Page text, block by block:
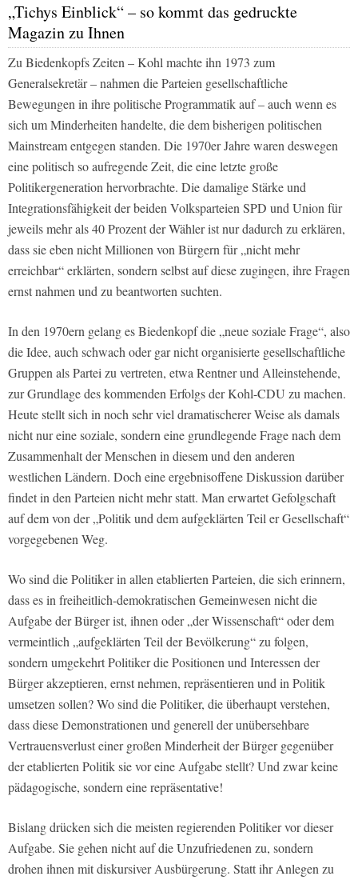
„Tichys Einblick“ – so kommt das gedruckte
Magazin zu Ihnen
Zu Biedenkopfs Zeiten – Kohl machte ihn 1973 zum
Generalsekretär – nahmen die Parteien gesellschaftliche
Bewegungen in ihre politische Programmatik auf – auch wenn es
sich um Minderheiten handelte, die dem bisherigen politischen
Mainstream entgegen standen. Die 1970er Jahre waren deswegen
eine politisch so aufregende Zeit, die eine letzte große
Politikergeneration hervorbrachte. Die damalige Stärke und
Integrationsfähigkeit der beiden Volksparteien SPD und Union für
jeweils mehr als 40 Prozent der Wähler ist nur dadurch zu erklären,
dass sie eben nicht Millionen von Bürgern für „nicht mehr
erreichbar“ erklärten, sondern selbst auf diese zugingen, ihre Fragen
ernst nahmen und zu beantworten suchten.
In den 1970ern gelang es Biedenkopf die „neue soziale Frage“, also
die Idee, auch schwach oder gar nicht organisierte gesellschaftliche
Gruppen als Partei zu vertreten, etwa Rentner und Alleinstehende,
zur Grundlage des kommenden Erfolgs der Kohl-CDU zu machen.
Heute stellt sich in noch sehr viel dramatischerer Weise als damals
nicht nur eine soziale, sondern eine grundlegende Frage nach dem
Zusammenhalt der Menschen in diesem und den anderen
westlichen Ländern. Doch eine ergebnisoffene Diskussion darüber
findet in den Parteien nicht mehr statt. Man erwartet Gefolgschaft
auf dem von der „Politik und dem aufgeklärten Teil er Gesellschaft“
vorgegebenen Weg.
Wo sind die Politiker in allen etablierten Parteien, die sich erinnern,
dass es in freiheitlich-demokratischen Gemeinwesen nicht die
Aufgabe der Bürger ist, ihnen oder „der Wissenschaft“ oder dem
vermeintlich „aufgeklärten Teil der Bevölkerung“ zu folgen,
sondern umgekehrt Politiker die Positionen und Interessen der
Bürger akzeptieren, ernst nehmen, repräsentieren und in Politik
umsetzen sollen? Wo sind die Politiker, die überhaupt verstehen,
dass diese Demonstrationen und generell der unübersehbare
Vertrauensverlust einer großen Minderheit der Bürger gegenüber
der etablierten Politik sie vor eine Aufgabe stellt? Und zwar keine
pädagogische, sondern eine repräsentative!
Bislang drücken sich die meisten regierenden Politiker vor dieser
Aufgabe. Sie gehen nicht auf die Unzufriedenen zu, sondern
drohen ihnen mit diskursiver Ausbürgerung. Statt ihr Anlegen zu